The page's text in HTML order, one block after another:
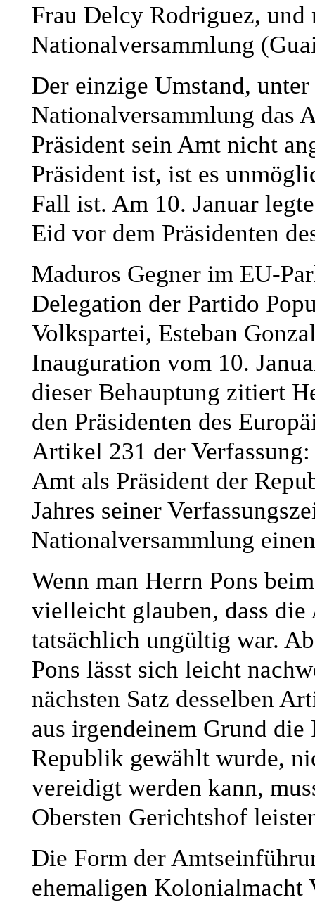
Frau Delcy Rodriguez, und
Nationalversammlung
Der einzige Umstand,
Nationalversammlung das
Präsident sein Amt nicht
Präsident ist, ist es
Fall ist. Am 10. Januar
Eid vor dem Präsidenten
Maduros Gegner im EU-
Delegation der Partido
Volkspartei, Esteban
Inauguration vom 10.
dieser Behauptung zitiert
den Präsidenten des
Artikel 231 der
Amt als Präsident der
Jahres seiner
Nationalversammlung
Wenn man Herrn Pons
vielleicht glauben, dass
tatsächlich ungültig war.
Pons lässt sich leicht
nächsten Satz desselben
aus irgendeinem Grund die
Republik gewählt wurde,
vereidigt werden kann,
Obersten Gerichtshof
Die Form der
ehemaligen Kolonialmacht